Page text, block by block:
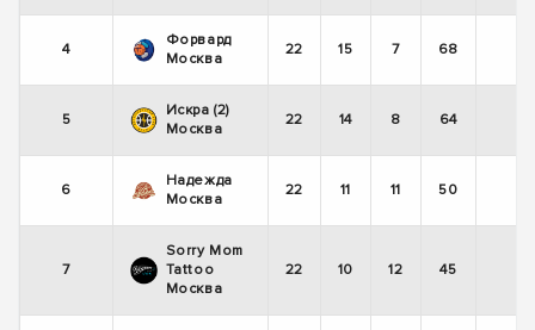
4
Форвард
Москва
22 15 7 68
5
Искра (2)
Москва
22 14 8 64
6
Надежда
Москва
22 11 11 50
7
Sorry Mom
Tattoo
Москва
22 10 12 45